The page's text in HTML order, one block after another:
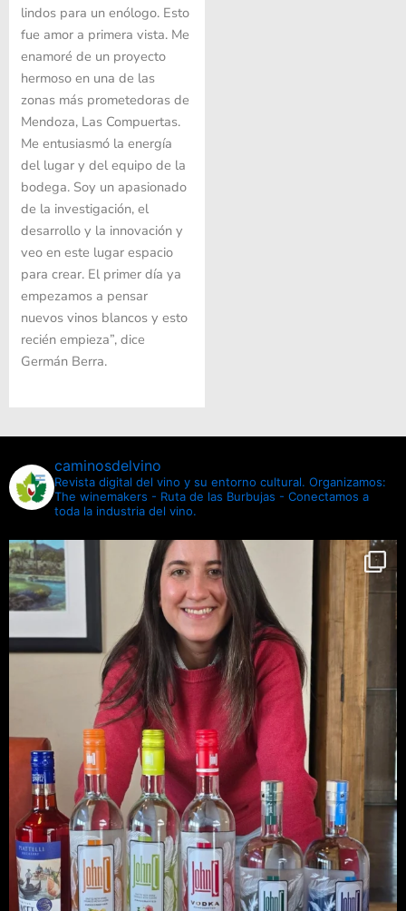
lindos para un enólogo. Esto
fue amor a primera vista. Me
enamoré de un proyecto
hermoso en una de las
zonas más prometedoras de
Mendoza, Las Compuertas.
Me entusiasmó la energía
del lugar y del equipo de la
bodega. Soy un apasionado
de la investigación, el
desarrollo y la innovación y
veo en este lugar espacio
para crear. El primer día ya
empezamos a pensar
nuevos vinos blancos y esto
recién empieza”, dice
Germán Berra.
caminosdelvino
Revista digital del vino y su entorno cultural. Organizamos:
The winemakers - Ruta de las Burbujas - Conectamos a
toda la industria del vino.